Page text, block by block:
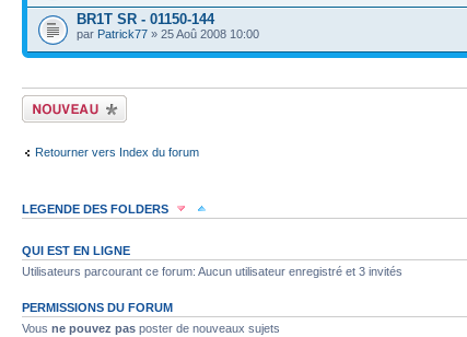
BR1T SR - 01150-144
par Patrick77 » 25 Aoû 2008 10:00
Écrire un nouveau
sujet
Retourner vers Index du forum
LEGENDE DES FOLDERS
Sujet non lu Sujet non lu dans lequel j'ai posté
QUI EST EN LIGNE
Utilisateurs parcourant ce forum: Aucun utilisateur enregistré et 3 invités
PERMISSIONS DU FORUM
Vous ne pouvez pas poster de nouveaux sujets